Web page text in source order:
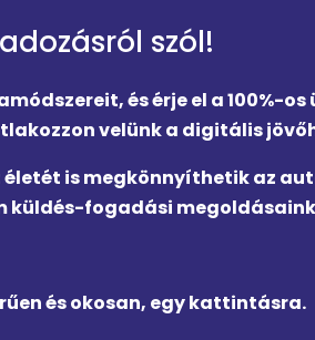
szól!
és érje el a 100%-
velünk a digitális
életét is megkönnyíthetik az
küldés-fogadási
és okosan, egy kattintásra.